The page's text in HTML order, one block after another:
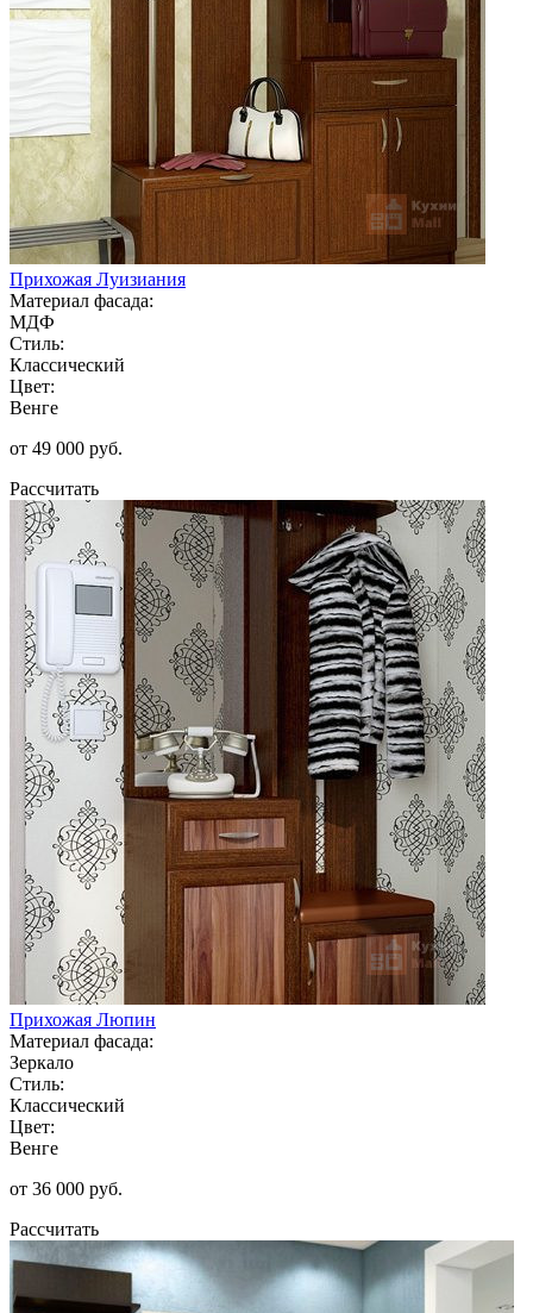
Прихожая Луизиания
Материал фасада:
МДФ
Стиль:
Классический
Цвет:
Венге
от 49 000 руб.
Рассчитать
Прихожая Люпин
Материал фасада:
Зеркало
Стиль:
Классический
Цвет:
Венге
от 36 000 руб.
Рассчитать